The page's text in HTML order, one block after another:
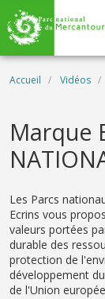
Aller au contenu
Fil d'Ariane
Accueil Vidéos
Name
Marque
Description
Les Parcs
Ecrins vous
valeurs portées
durable des
protection de
développement
de l'Union